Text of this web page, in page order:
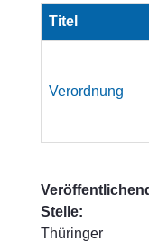
Titel
Verordnung
Stelle:
Thüringer